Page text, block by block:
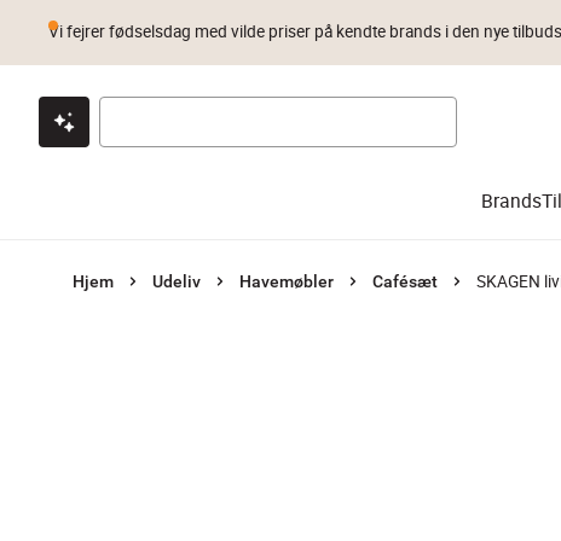
Klik & hent Byt i 1 år Prismatch
Vi fejrer fødselsdag med vilde priser på kendte brands i den nye
Brands
Hjem Udeliv Havemøbler Cafésæt SKAGEN